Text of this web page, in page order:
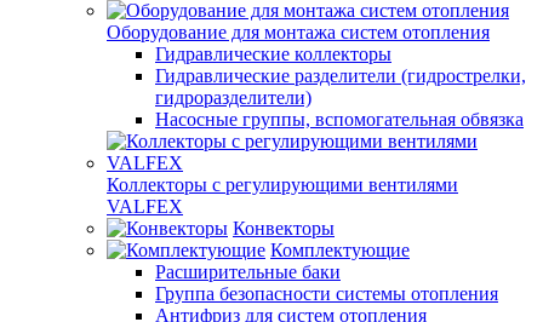
Оборудование для монтажа систем отопления
Гидравлические коллекторы
Гидравлические разделители (гидрострелки,
гидроразделители)
Насосные группы, вспомогательная обвязка
Коллекторы с регулирующими вентилями
VALFEX
Конвекторы
Комплектующие
Расширительные баки
Группа безопасности системы отопления
Антифриз для систем отопления